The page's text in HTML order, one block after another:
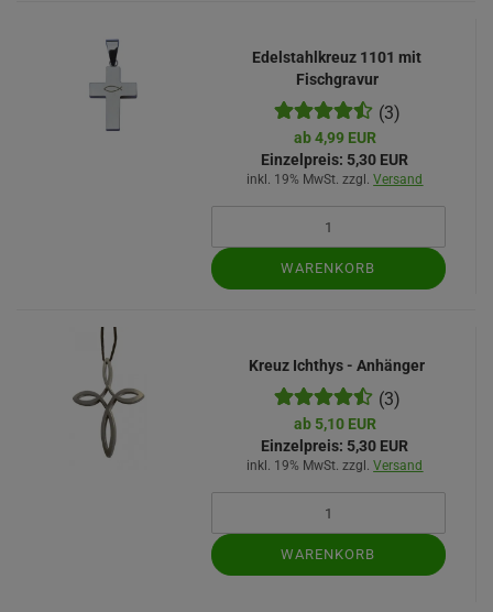
Edelstahlkreuz 1101 mit
Fischgravur
(3)
ab 4,99 EUR
Einzelpreis: 5,30 EUR
inkl. 19% MwSt. zzgl.Versand
WARENKORB
Kreuz Ichthys - Anhänger
(3)
ab 5,10 EUR
Einzelpreis: 5,30 EUR
inkl. 19% MwSt. zzgl.Versand
WARENKORB